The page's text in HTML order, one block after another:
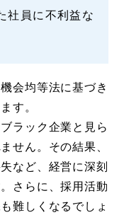
社員に不利益な
会均等法に基づき
す。
ラック企業と見ら
せん。その結果、
など、経営に深刻
さらに、採用活動
難しくなるでしょ